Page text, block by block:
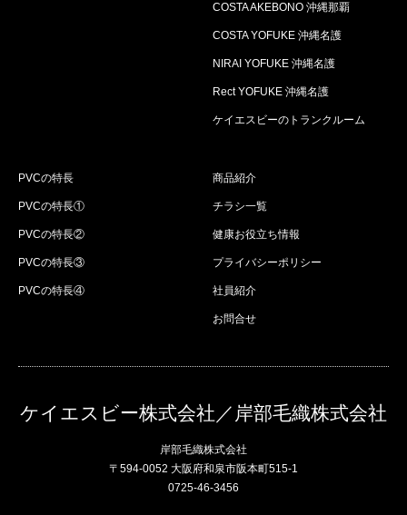
COSTA AKEBONO 沖縄那覇
COSTA YOFUKE 沖縄名護
NIRAI YOFUKE 沖縄名護
Rect YOFUKE 沖縄名護
ケイエスビーのトランクルーム
PVCの特長
PVCの特長①
PVCの特長②
PVCの特長③
PVCの特長④
商品紹介
チラシ一覧
健康お役立ち情報
プライバシーポリシー
社員紹介
お問合せ
ケイエスビー株式会社／岸部毛織株式会社
岸部毛織株式会社
〒594-0052 大阪府和泉市阪本町515-1
0725-46-3456